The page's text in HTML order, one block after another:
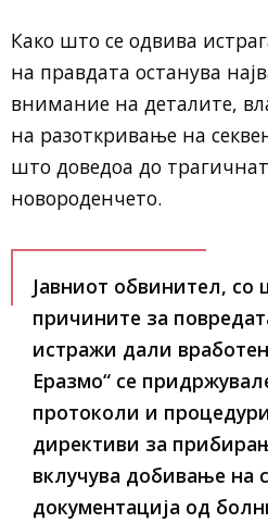
Како што се одвива
на правдата останува
внимание на деталите,
на разоткривање на
што доведоа до
новороденчето.
Јавниот обвинител, со
причините за
истражи дали
Еразмо“ се
протоколи и
директиви за
вклучува добивање на
документација од